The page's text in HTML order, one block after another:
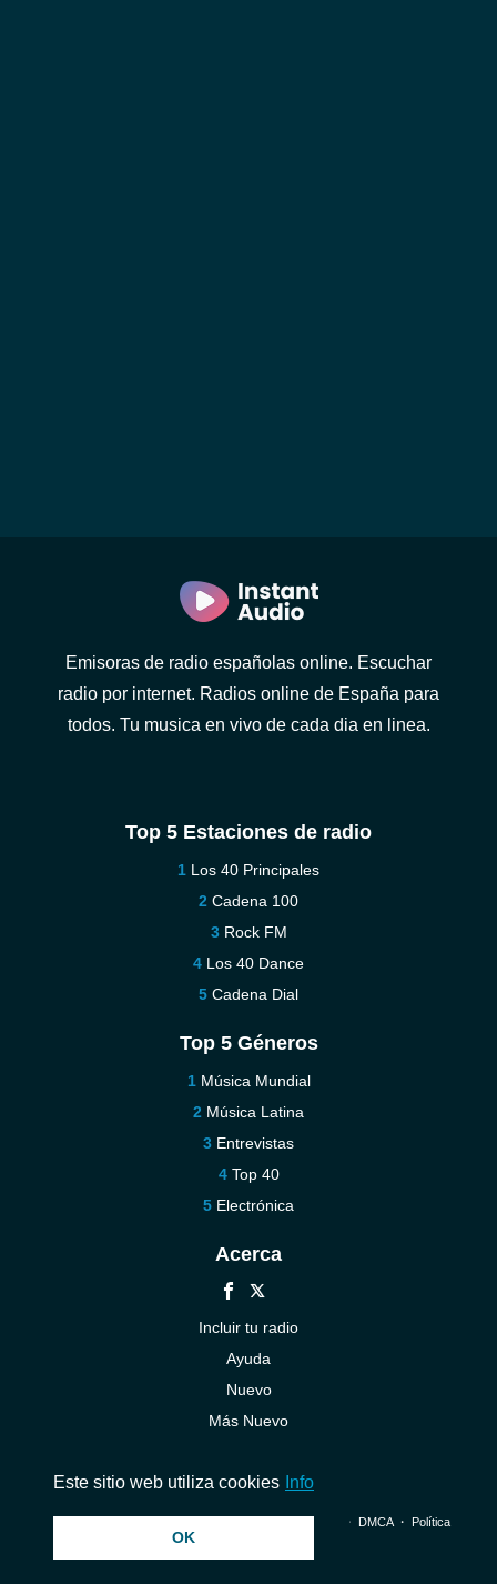
Emisoras de radio españolas online. Escuchar
radio por internet. Radios online de España para
todos. Tu musica en vivo de cada dia en linea.
Top 5 Estaciones de radio
Los 40 Principales
Cadena 100
Rock FM
Los 40 Dance
Cadena Dial
Top 5 Géneros
Música Mundial
Música Latina
Entrevistas
Top 40
Electrónica
Acerca
Incluir tu radio
Ayuda
Nuevo
Más Nuevo
© 2026 InstantAudio. Reservados todos los derechos. ・ DMCA・ Política
Este sitio web utiliza cookies Info
OK